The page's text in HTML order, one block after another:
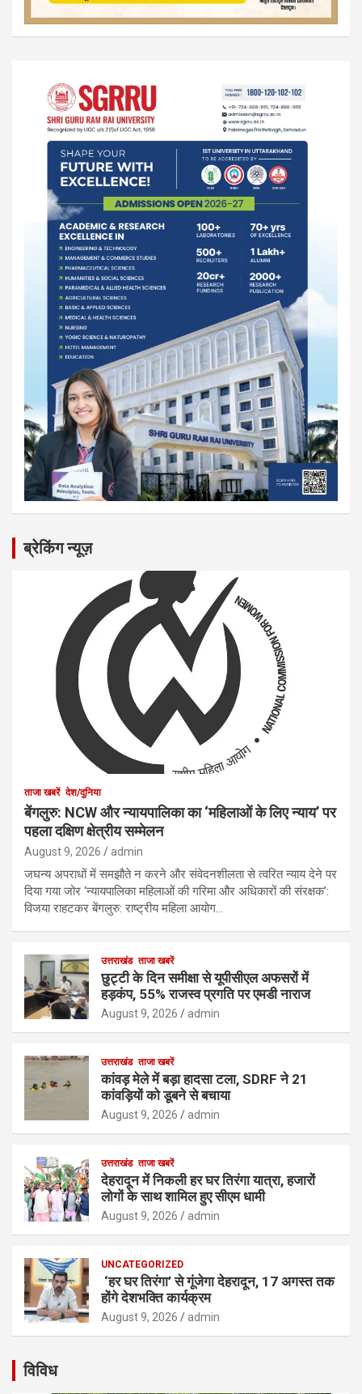
ब्रेकिंग न्यूज़
ताजा खबरें देश/दुनिया
बेंगलुरु: NCW और न्यायपालिका का ‘महिलाओं के लिए न्याय’ पर
पहला दक्षिण क्षेत्रीय सम्मेलन
August 9, 2026 admin
जघन्य अपराधों में समझौते न करने और संवेदनशीलता से त्वरित न्याय देने पर
दिया गया जोर ‘न्यायपालिका महिलाओं की गरिमा और अधिकारों की संरक्षक’:
विजया राहटकर बेंगलुरु: राष्ट्रीय महिला आयोग…
उत्तराखंड ताजा खबरें
छुट्टी के दिन समीक्षा से यूपीसीएल अफसरों में
हड़कंप, 55% राजस्व प्रगति पर एमडी नाराज
August 9, 2026 admin
उत्तराखंड ताजा खबरें
कांवड़ मेले में बड़ा हादसा टला, SDRF ने 21
कांवड़ियों को डूबने से बचाया
August 9, 2026 admin
उत्तराखंड ताजा खबरें
देहरादून में निकली हर घर तिरंगा यात्रा, हजारों
लोगों के साथ शामिल हुए सीएम धामी
August 9, 2026 admin
UNCATEGORIZED
‘हर घर तिरंगा’ से गूंजेगा देहरादून, 17 अगस्त तक
होंगे देशभक्ति कार्यक्रम
August 9, 2026 admin
विविध